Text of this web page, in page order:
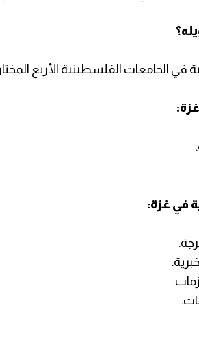
في الجامعات الفلسطينية الأربع
في غزة: